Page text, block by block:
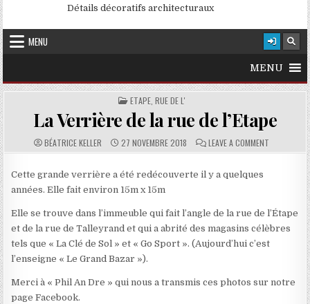
Détails décoratifs architecturaux
MENU
MENU
POSTED IN
ETAPE, RUE DE L'
La Verrière de la rue de l’Etape
AUTHOR:
BÉATRICE KELLER PUBLISHED DATE:
27 NOVEMBRE 2018 COMMENTS:
LEAVE A COMMENT ON LA
Cette grande verrière a été redécouverte il y a quelques
années. Elle fait environ 15m x 15m
Elle se trouve dans l’immeuble qui fait l’angle de la rue de l’Étape
et de la rue de Talleyrand et qui a abrité des magasins célèbres
tels que « La Clé de Sol » et « Go Sport ». (Aujourd’hui c’est
l’enseigne « Le Grand Bazar »).
Merci à « Phil An Dre » qui nous a transmis ces photos sur notre
page Facebook.